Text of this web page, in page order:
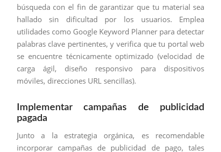
búsqueda con el fin de garantizar que tu material sea
hallado sin dificultad por los usuarios. Emplea
utilidades como Google Keyword Planner para detectar
palabras clave pertinentes, y verifica que tu portal web
se encuentre técnicamente optimizado (velocidad de
carga ágil, diseño responsivo para dispositivos
móviles, direcciones URL sencillas).
Implementar campañas de publicidad
pagada
Junto a la estrategia orgánica, es recomendable
incorporar campañas de publicidad de pago, tales